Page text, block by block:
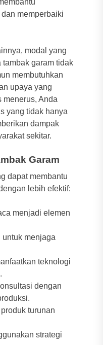
memperbaiki
modal yang
garam tidak
membutuhkan
upaya yang
menerus, Anda
yang tidak hanya
dampak
sekitar.
Garam
dapat membantu
lebih efektif:
menjadi elemen
menjaga
teknologi
dengan
turunan
strategi